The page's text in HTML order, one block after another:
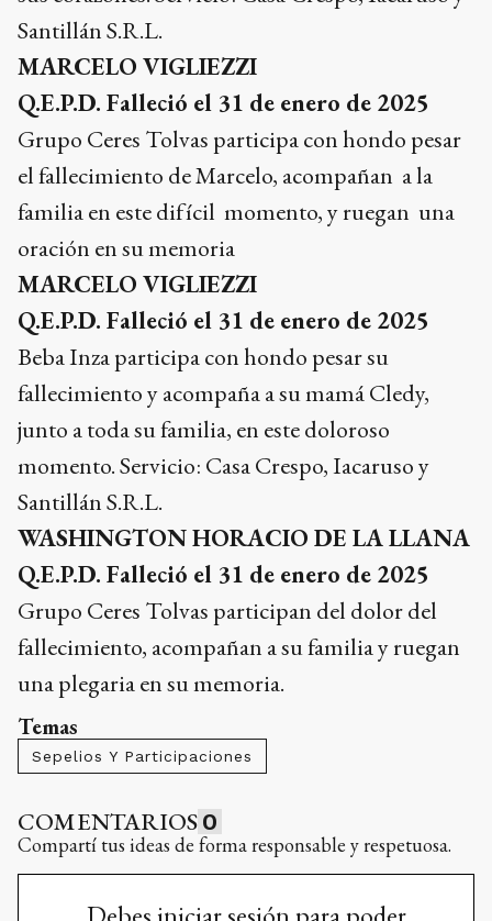
Santillán S.R.L.
MARCELO VIGLIEZZI
Q.E.P.D. Falleció el 31 de enero de 2025
Grupo Ceres Tolvas participa con hondo pesar
el fallecimiento de Marcelo, acompañan a la
familia en este difícil momento, y ruegan una
oración en su memoria
MARCELO VIGLIEZZI
Q.E.P.D. Falleció el 31 de enero de 2025
Beba Inza participa con hondo pesar su
fallecimiento y acompaña a su mamá Cledy,
junto a toda su familia, en este doloroso
momento. Servicio: Casa Crespo, Iacaruso y
Santillán S.R.L.
WASHINGTON HORACIO DE LA LLANA
Q.E.P.D. Falleció el 31 de enero de 2025
Grupo Ceres Tolvas participan del dolor del
fallecimiento, acompañan a su familia y ruegan
una plegaria en su memoria.
Temas
Sepelios Y Participaciones
COMENTARIOS 0
Compartí tus ideas de forma responsable y respetuosa.